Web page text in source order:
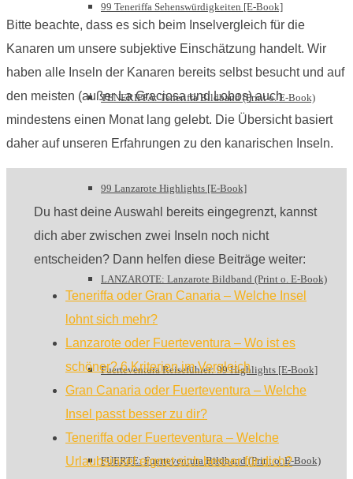
99 Teneriffa Sehenswürdigkeiten [E-Book]
TENERIFFA: Teneriffa Bildband (Print o. E-Book)
99 Lanzarote Highlights [E-Book]
LANZAROTE: Lanzarote Bildband (Print o. E-Book)
Fuerteventura Reiseführer: 99 Highlights [E-Book]
FUERTE: Fuerteventura Bildband (Print o. E-Book)
Bitte beachte, dass es sich beim Inselvergleich für die
Kanaren um unsere subjektive Einschätzung handelt. Wir
haben alle Inseln der Kanaren bereits selbst besucht und auf
den meisten (außer La Graciosa und Lobos) auch
mindestens einen Monat lang gelebt. Die Übersicht basiert
daher auf unseren Erfahrungen zu den kanarischen Inseln.
Du hast deine Auswahl bereits eingegrenzt, kannst
dich aber zwischen zwei Inseln noch nicht
entscheiden? Dann helfen diese Beiträge weiter:
Teneriffa oder Gran Canaria – Welche Insel
lohnt sich mehr?
Lanzarote oder Fuerteventura – Wo ist es
schöner? 6 Kriterien im Vergleich
Gran Canaria oder Fuerteventura – Welche
Insel passt besser zu dir?
Teneriffa oder Fuerteventura – Welche
Urlaubsinsel eignet sich besser für dich?